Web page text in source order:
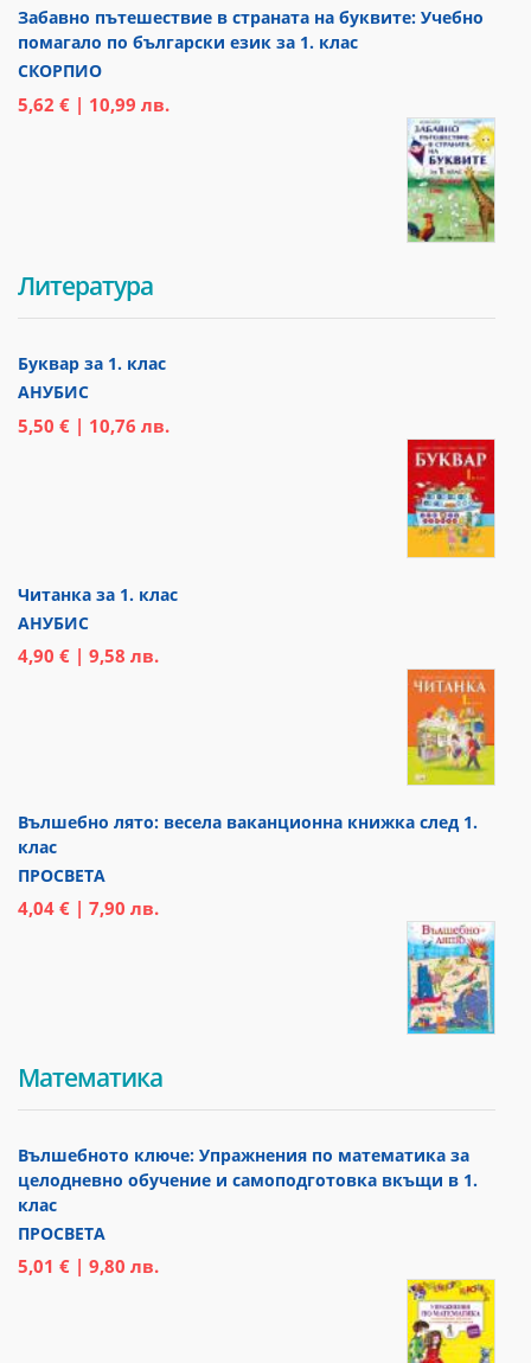
Забавно пътешествие в страната на буквите: Учебно
помагало по български език за 1. клас
СКОРПИО
5,62 € | 10,99 лв.
Литература
Буквар за 1. клас
АНУБИС
5,50 € | 10,76 лв.
Читанка за 1. клас
АНУБИС
4,90 € | 9,58 лв.
Вълшебно лято: весела ваканционна книжка след 1.
клас
ПРОСВЕТА
4,04 € | 7,90 лв.
Математика
Вълшебното ключе: Упражнения по математика за
целодневно обучение и самоподготовка вкъщи в 1.
клас
ПРОСВЕТА
5,01 € | 9,80 лв.